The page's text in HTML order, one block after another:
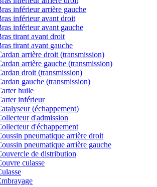
inférieur arrière gauche
inférieur avant droit
inférieur avant gauche
tirant avant droit
tirant avant gauche
arrière droit (transmission)
arrière gauche (transmission)
droit (transmission)
gauche (transmission)
huile
inférieur
(échappement)
d'admission
d'échappement
pneumatique arrière droit
pneumatique arrière gauche
de distribution
culasse